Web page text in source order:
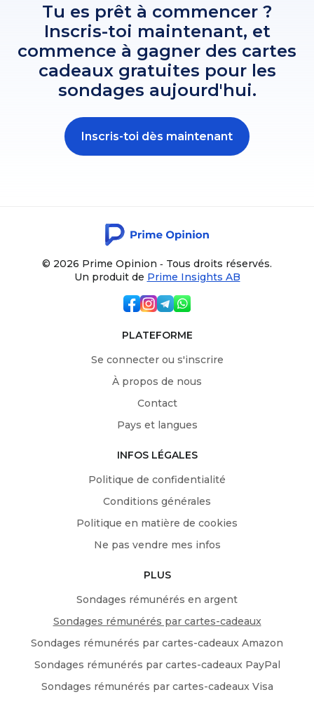
Tu es prêt à commencer ?
Inscris-toi maintenant, et
commence à gagner des cartes
cadeaux gratuites pour les
sondages aujourd'hui.
Inscris-toi dès maintenant
© 2026 Prime Opinion ‐ Tous droits réservés.
Un produit de Prime Insights AB
PLATEFORME
Se connecter ou s'inscrire
À propos de nous
Contact
Pays et langues
INFOS LÉGALES
Politique de confidentialité
Conditions générales
Politique en matière de cookies
Ne pas vendre mes infos
PLUS
Sondages rémunérés en argent
Sondages rémunérés par cartes-cadeaux
Sondages rémunérés par cartes-cadeaux Amazon
Sondages rémunérés par cartes-cadeaux PayPal
Sondages rémunérés par cartes-cadeaux Visa